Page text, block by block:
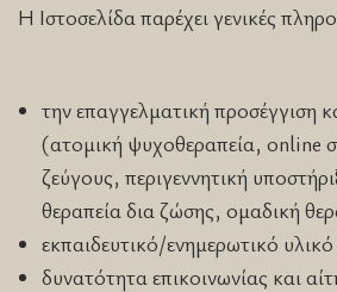
Η Ιστοσελίδα παρέχει γενικές
την επαγγελματική προσέγγιση
(ατομική ψυχοθεραπεία, online
ζεύγους, περιγεννητική
θεραπεία δια ζώσης, ομαδική
εκπαιδευτικό/ενημερωτικό
δυνατότητα επικοινωνίας και